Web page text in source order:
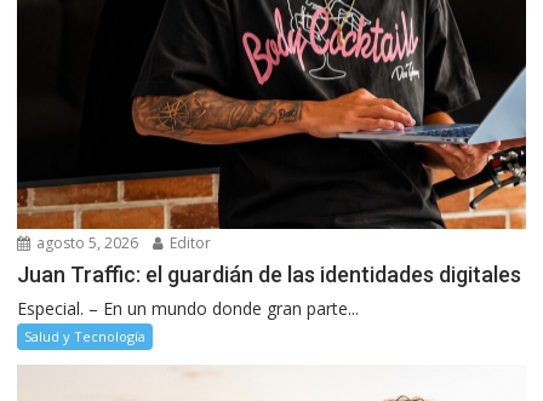
agosto 5, 2026 Editor
Juan Traffic: el guardián de las identidades digitales
Especial. – En un mundo donde gran parte...
Salud y Tecnología